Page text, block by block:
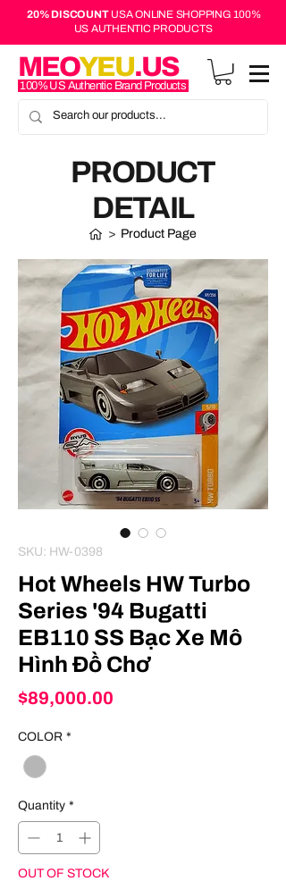
20% DISCOUNTUSA ONLINE SHOPPING 100%
US AUTHENTIC PRODUCTS
MEOYEU.US
100% US Authentic Brand Products
PRODUCT
DETAIL
> Product Page
SKU: HW-0398
Hot Wheels HW Turbo
Series '94 Bugatti
EB110 SS Bạc Xe Mô
Hình Đồ Chơ
$89,000.00
COLOR *
Quantity *
OUT OF STOCK